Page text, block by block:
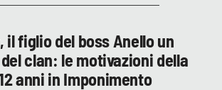
il figlio del boss Anello un
clan: le motivazioni della
anni in Imponimento